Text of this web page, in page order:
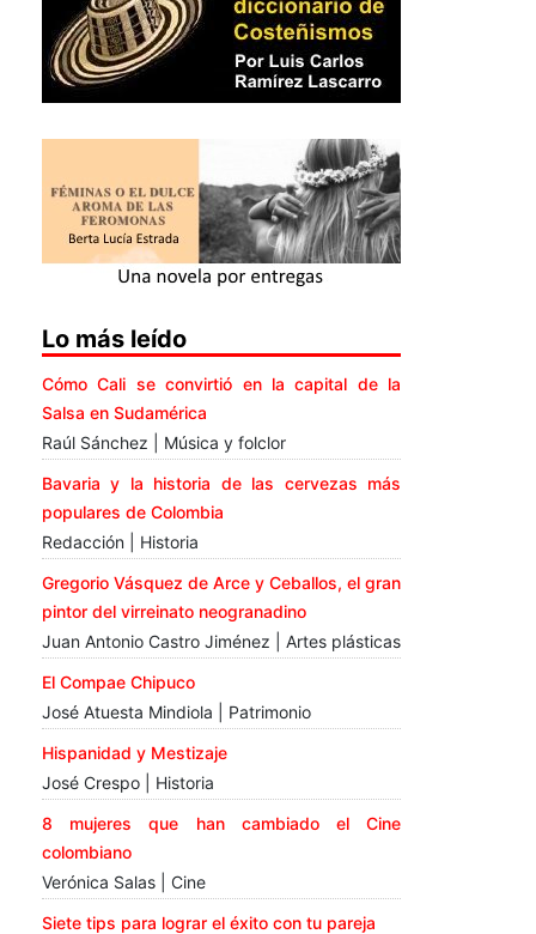
Lo más leído
Cómo Cali se convirtió en la capital de la
Salsa en Sudamérica
Raúl Sánchez | Música y folclor
Bavaria y la historia de las cervezas más
populares de Colombia
Redacción | Historia
Gregorio Vásquez de Arce y Ceballos, el gran
pintor del virreinato neogranadino
Juan Antonio Castro Jiménez | Artes plásticas
El Compae Chipuco
José Atuesta Mindiola | Patrimonio
Hispanidad y Mestizaje
José Crespo | Historia
8 mujeres que han cambiado el Cine
colombiano
Verónica Salas | Cine
Siete tips para lograr el éxito con tu pareja